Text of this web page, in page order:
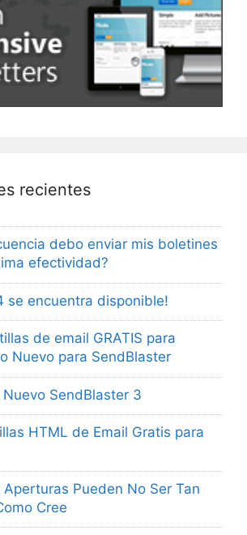
recientes
debo enviar mis boletines
efectividad?
se encuentra disponible!
de email GRATIS para
Nuevo para SendBlaster
SendBlaster 3
HTML de Email Gratis para
Aperturas Pueden No Ser Tan
Cree